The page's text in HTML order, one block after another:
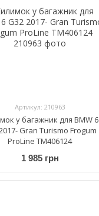
Артикул: 210963
у багажник для BMW 6
Gran Turismo Frogum
ProLine TM406124
1 985 грн